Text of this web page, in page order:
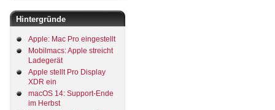
Hintergründe
Apple: Mac Pro eingestellt
Mobilmacs: Apple streicht
Ladegerät
Apple stellt Pro Display
XDR ein
macOS 14: Support-Ende
im Herbst